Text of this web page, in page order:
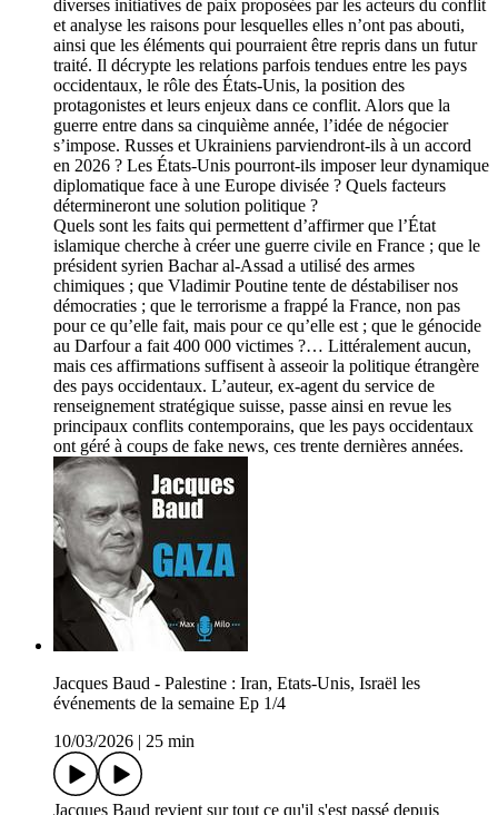
diverses initiatives de paix proposées par les acteurs du conflit
et analyse les raisons pour lesquelles elles n’ont pas abouti,
ainsi que les éléments qui pourraient être repris dans un futur
traité. Il décrypte les relations parfois tendues entre les pays
occidentaux, le rôle des États-Unis, la position des
protagonistes et leurs enjeux dans ce conflit. Alors que la
guerre entre dans sa cinquième année, l’idée de négocier
s’impose. Russes et Ukrainiens parviendront-ils à un accord
en 2026 ? Les États-Unis pourront-ils imposer leur dynamique
diplomatique face à une Europe divisée ? Quels facteurs
détermineront une solution politique ?
Quels sont les faits qui permettent d’affirmer que l’État
islamique cherche à créer une guerre civile en France ; que le
président syrien Bachar al-Assad a utilisé des armes
chimiques ; que Vladimir Poutine tente de déstabiliser nos
démocraties ; que le terrorisme a frappé la France, non pas
pour ce qu’elle fait, mais pour ce qu’elle est ; que le génocide
au Darfour a fait 400 000 victimes ?… Littéralement aucun,
mais ces affirmations suffisent à asseoir la politique étrangère
des pays occidentaux. L’auteur, ex-agent du service de
renseignement stratégique suisse, passe ainsi en revue les
principaux conflits contemporains, que les pays occidentaux
ont géré à coups de fake news, ces trente dernières années.
Jacques Baud - Palestine : Iran, Etats-Unis, Israël les
événements de la semaine Ep 1/4
10/03/2026
25 min
Jacques Baud revient sur tout ce qu'il s'est passé depuis